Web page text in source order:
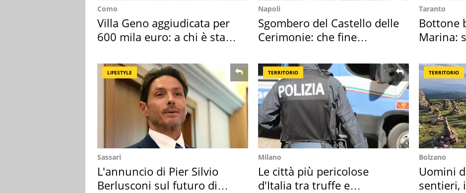
Como
Villa Geno aggiudicata per
600 mila euro: a chi è stata
Napoli
Sgombero del Castello delle
Cerimonie: che fine
Taranto
Bottone
Marina:
LIFESTYLE
Sassari
L'annuncio di Pier Silvio
Berlusconi sul futuro di
TERRITORIO
Milano
Le città più pericolose
d'Italia tra truffe e
TERRITORIO
Bolzano
Uomini
sentieri,